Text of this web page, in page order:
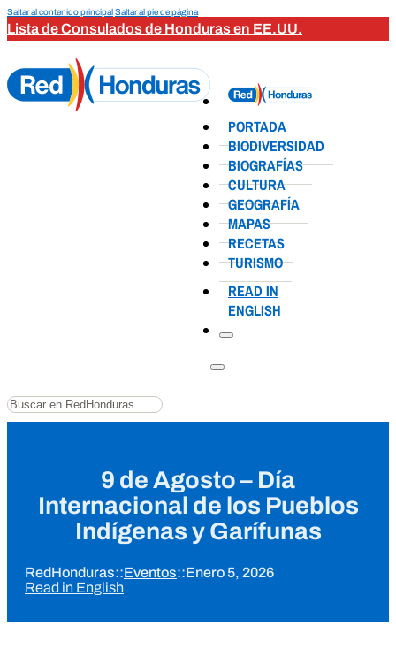
Saltar al contenido principalSaltar al pie de página
Lista de Consulados de Honduras en EE.UU.
PORTADA
BIODIVERSIDAD
BIOGRAFÍAS
CULTURA
GEOGRAFÍA
MAPAS
RECETAS
TURISMO
READ IN
ENGLISH
Buscar
9 de Agosto – Día
Internacional de los Pueblos
Indígenas y Garífunas
RedHonduras::Eventos::Enero 5, 2026
Read in English